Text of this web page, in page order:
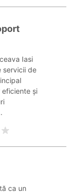
Iasi
servicii de
și
ca un